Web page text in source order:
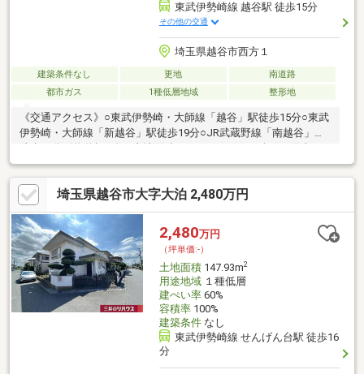
東武伊勢崎線 越谷駅 徒歩15分
その他の交通
埼玉県越谷市西方１
建築条件なし 更地
南道路
都市ガス
1種低層地域 整形地
《交通アクセス》○東武伊勢崎・大師線「越谷」駅徒歩15分○東武
伊勢崎・大師線「新越谷」駅徒歩19分○JR武蔵野線「南越谷」駅
りの良い整形地□現況「更地」□南側・西側の二方道路付□閑静な
住宅街の一角□建築条件付売地ではありません お好きな工務
店・ハウスメーカーにて建築可能です
埼玉県越谷市大字大泊 2,480万円
2,480万円
（坪単価:-）
土地面積147.93m2
用途地域１種低層
建ぺい率60%
容積率100%
建築条件なし
東武伊勢崎線 せんげん台駅 徒歩16
分